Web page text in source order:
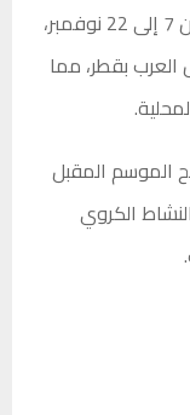
بمعسكر تدريبي خارجي يُقام في الفترة من 7 إلى 22 نوفمبر،
بقطر، مما
الموسم المقبل
الكروي